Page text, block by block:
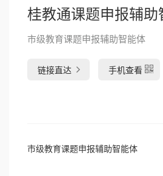
桂教通课题申报辅助
市级教育课题申报辅助智能体
链接直达 手机查看
市级教育课题申报辅助智能体